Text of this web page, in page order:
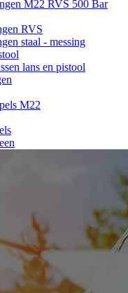
M22 RVS 500 Bar
RVS
staal - messing
lans en pistool
M22